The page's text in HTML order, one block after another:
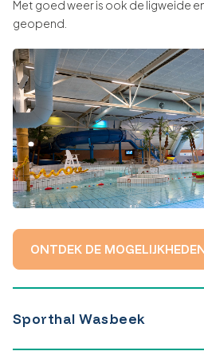
Met goed weer is ook de ligweide
geopend.
ONTDEK DE
Sporthal Wasbeek